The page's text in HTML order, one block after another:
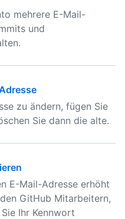
mehrere E-Mail-
und
zu ändern, fügen Sie
Sie dann die alte.
E-Mail-Adresse erhöht
GitHub Mitarbeitern,
Ihr Kennwort